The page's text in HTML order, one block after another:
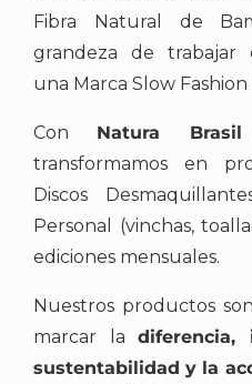
Fibra Natural de
grandeza de trabajar
una Marca Slow Fashion
Con Natura
transformamos en
Discos
Personal (vinchas,
ediciones mensuales.
Nuestros productos
marcar la
sustentabilidad y la